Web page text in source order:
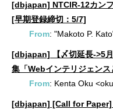
[dbjapan] NTCIR-12カン
[早期登録締切：5/7]
From: "Makoto P.
[dbjapan] 【〆切延長->5
集「Webインテリジェンス
From: Kenta Oku
[dbjapan] [Call for